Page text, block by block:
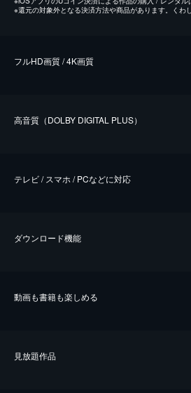
※還元の対象外となる決済方法や商品があります。くわ
フルHD画質 / 4K画質
⾼⾳質（DOLBY DIGITAL PLUS）
テレビ / スマホ / PCなどに対応
ダウンロード機能
動画も書籍も楽しめる
⾒放題作品